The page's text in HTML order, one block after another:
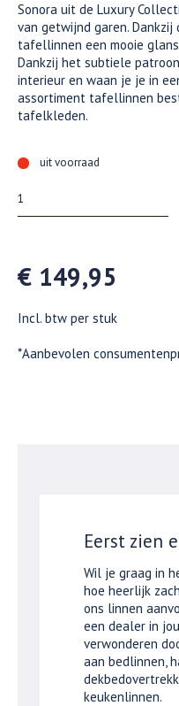
Sonora uit de Luxury
van getwijnd garen.
tafellinnen een mooie
Dankzij het subtiele
interieur en waan je je in
assortiment tafellinnen
tafelkleden.
uit voorraad
€ 149,95
Incl. btw per stuk
*Aanbevolen
Eerst zien
Wil je graag in
hoe heerlijk
ons linnen
een dealer in
verwonderen
aan bedlinnen,
keukenlinnen.